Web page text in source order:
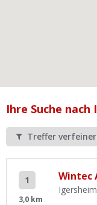
Ihre Suche
Treffer
1
3,0 km
Wintec